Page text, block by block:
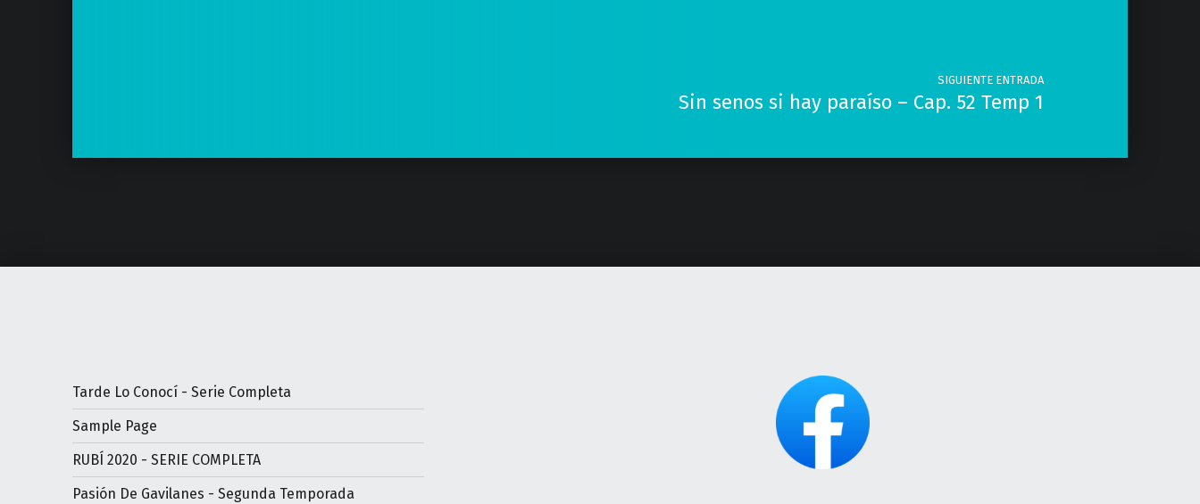
SIGUIENTE ENTRADA
Sin senos si hay paraíso – Cap. 52 Temp 1
Tarde Lo Conocí - Serie Completa
Sample Page
RUBÍ 2020 - SERIE COMPLETA
Pasión De Gavilanes - Segunda Temporada